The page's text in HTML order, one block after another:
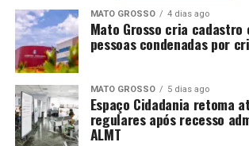
MATO GROSSO 4 dias ago
Mato Grosso cria cadastro
pessoas condenadas por
MATO GROSSO 5 dias ago
Espaço Cidadania retoma
regulares após recesso
ALMT